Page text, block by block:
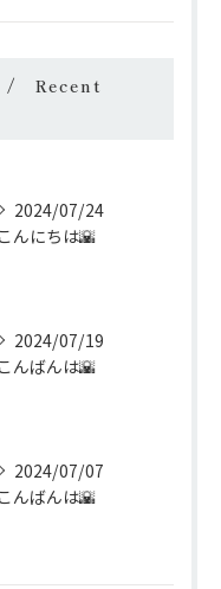
Recent
2024/07/24
こんにちは🌇
2024/07/19
こんばんは🌇
2024/07/07
こんばんは🌇